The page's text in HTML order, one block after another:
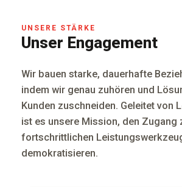
UNSERE STÄRKE
Unser Engagement
Wir bauen starke, dauerhafte
indem wir genau zuhören und
Kunden zuschneiden. Geleitet von
ist es unsere Mission, den Zugang
fortschrittlichen
demokratisieren.